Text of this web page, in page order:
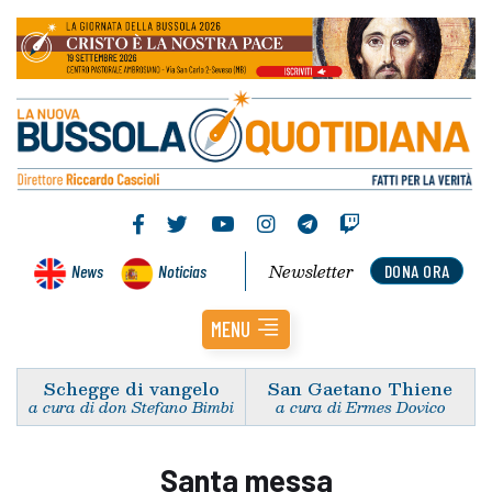
News Noticias DONA ORA
Newsletter
MENU
Schegge di vangelo
a cura di don Stefano Bimbi
San Gaetano Thiene
a cura di Ermes Dovico
Santa messa